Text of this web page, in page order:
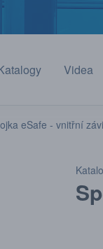
Videa
eSafe - vnitřní